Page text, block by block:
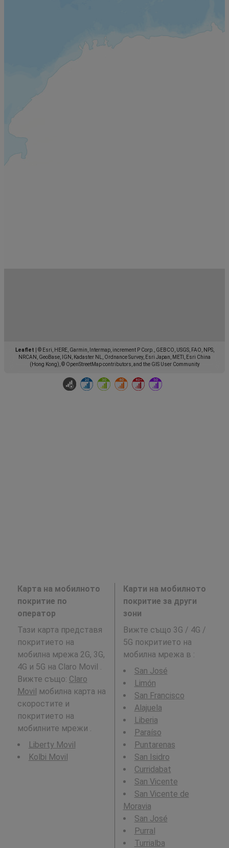
Leaflet
© Esri, HERE, Garmin, Intermap, increment P Corp., GEBCO, USGS, FAO, NPS,
NRCAN, GeoBase, IGN, Kadaster NL, Ordnance Survey, Esri Japan, METI, Esri China
(Hong Kong), © OpenStreetMap contributors, and the GIS User Community
Карта на мобилното
покритие по
оператор
Тази карта представя
покритието на
мобилна мрежа 2G, 3G,
4G и 5G на Claro Movil .
Вижте също: Claro
Movil мобилна карта на
скоростите и
покритието на
мобилните мрежи .
Liberty Movil
Kolbi Movil
Карти на мобилното
покритие за други
зони
Вижте също 3G / 4G /
5G покритието на
мобилна мрежа в :
San José
Limón
San Francisco
Alajuela
Liberia
Paraíso
Puntarenas
San Isidro
Curridabat
San Vicente
San Vicente de
Moravia
San José
Purral
Turrialba